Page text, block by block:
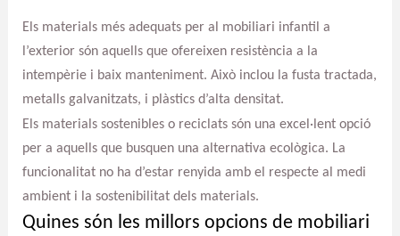
Els materials més adequats per al mobiliari infantil a
l’exterior són aquells que ofereixen resistència a la
intempèrie i baix manteniment. Això inclou la fusta tractada,
metalls galvanitzats, i plàstics d’alta densitat.
Els materials sostenibles o reciclats són una excel·lent opció
per a aquells que busquen una alternativa ecològica. La
funcionalitat no ha d’estar renyida amb el respecte al medi
ambient i la sostenibilitat dels materials.
Quines són les millors opcions de mobiliari